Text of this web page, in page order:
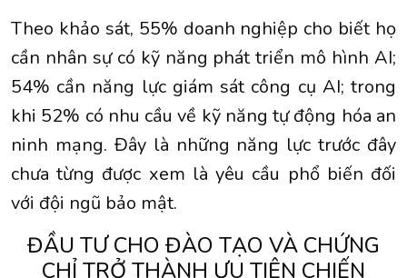
Theo khảo sát, 55% doanh nghiệp cho biết họ
cần nhân sự có kỹ năng phát triển mô hình AI;
54% cần năng lực giám sát công cụ AI; trong
khi 52% có nhu cầu về kỹ năng tự động hóa an
ninh mạng. Đây là những năng lực trước đây
chưa từng được xem là yêu cầu phổ biến đối
với đội ngũ bảo mật.
ĐẦU TƯ CHO ĐÀO TẠO VÀ CHỨNG
CHỈ TRỞ THÀNH ƯU TIÊN CHIẾN